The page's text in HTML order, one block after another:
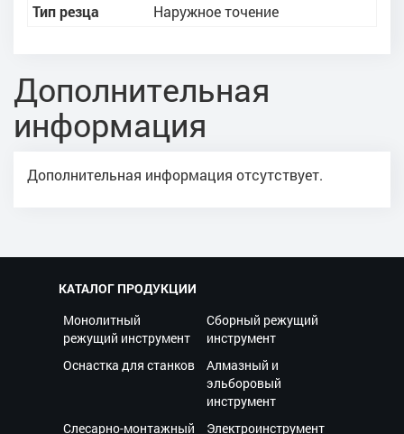
Тип резца
Наружное точение
Дополнительная
информация
Дополнительная информация отсутствует.
КАТАЛОГ ПРОДУКЦИИ
Монолитный
режущий инструмент
Сборный режущий
инструмент
Оснастка для станков
Алмазный и
эльборовый
инструмент
Слесарно-монтажный
Электроинструмент